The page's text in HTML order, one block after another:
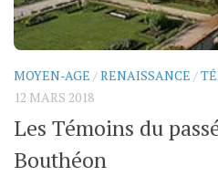
MOYEN-AGE /RENAISSANCE /
12 MARS 2018
Les Témoins du
Bouthéon